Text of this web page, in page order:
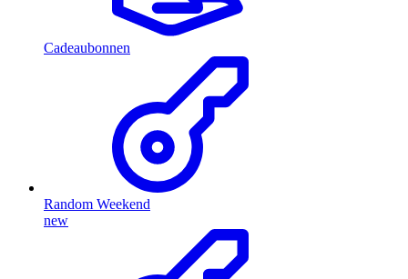
Cadeaubonnen
Random Weekend
new